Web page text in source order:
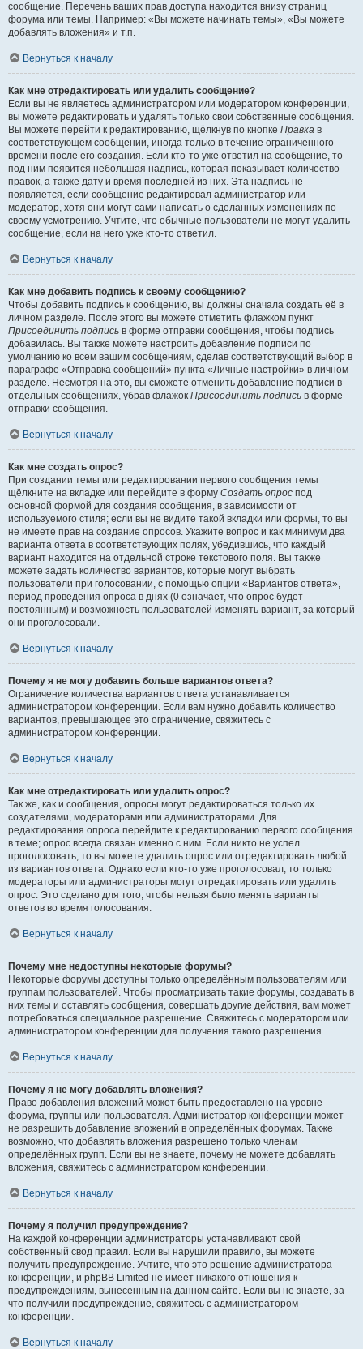
сообщение. Перечень ваших прав доступа находится внизу страниц
форума или темы. Например: «Вы можете начинать темы», «Вы можете
добавлять вложения» и т.п.
Вернуться к началу
Как мне отредактировать или удалить сообщение?
Если вы не являетесь администратором или модератором конференции,
вы можете редактировать и удалять только свои собственные сообщения.
Вы можете перейти к редактированию, щёлкнув по кнопке Правка в
соответствующем сообщении, иногда только в течение ограниченного
времени после его создания. Если кто-то уже ответил на сообщение, то
под ним появится небольшая надпись, которая показывает количество
правок, а также дату и время последней из них. Эта надпись не
появляется, если сообщение редактировал администратор или
модератор, хотя они могут сами написать о сделанных изменениях по
своему усмотрению. Учтите, что обычные пользователи не могут удалить
сообщение, если на него уже кто-то ответил.
Вернуться к началу
Как мне добавить подпись к своему сообщению?
Чтобы добавить подпись к сообщению, вы должны сначала создать её в
личном разделе. После этого вы можете отметить флажком пункт
Присоединить подпись в форме отправки сообщения, чтобы подпись
добавилась. Вы также можете настроить добавление подписи по
умолчанию ко всем вашим сообщениям, сделав соответствующий выбор в
параграфе «Отправка сообщений» пункта «Личные настройки» в личном
разделе. Несмотря на это, вы сможете отменить добавление подписи в
отдельных сообщениях, убрав флажок Присоединить подпись в форме
отправки сообщения.
Вернуться к началу
Как мне создать опрос?
При создании темы или редактировании первого сообщения темы
щёлкните на вкладке или перейдите в форму Создать опрос под
основной формой для создания сообщения, в зависимости от
используемого стиля; если вы не видите такой вкладки или формы, то вы
не имеете прав на создание опросов. Укажите вопрос и как минимум два
варианта ответа в соответствующих полях, убедившись, что каждый
вариант находится на отдельной строке текстового поля. Вы также
можете задать количество вариантов, которые могут выбрать
пользователи при голосовании, с помощью опции «Вариантов ответа»,
период проведения опроса в днях (0 означает, что опрос будет
постоянным) и возможность пользователей изменять вариант, за который
они проголосовали.
Вернуться к началу
Почему я не могу добавить больше вариантов ответа?
Ограничение количества вариантов ответа устанавливается
администратором конференции. Если вам нужно добавить количество
вариантов, превышающее это ограничение, свяжитесь с
администратором конференции.
Вернуться к началу
Как мне отредактировать или удалить опрос?
Так же, как и сообщения, опросы могут редактироваться только их
создателями, модераторами или администраторами. Для
редактирования опроса перейдите к редактированию первого сообщения
в теме; опрос всегда связан именно с ним. Если никто не успел
проголосовать, то вы можете удалить опрос или отредактировать любой
из вариантов ответа. Однако если кто-то уже проголосовал, то только
модераторы или администраторы могут отредактировать или удалить
опрос. Это сделано для того, чтобы нельзя было менять варианты
ответов во время голосования.
Вернуться к началу
Почему мне недоступны некоторые форумы?
Некоторые форумы доступны только определённым пользователям или
группам пользователей. Чтобы просматривать такие форумы, создавать в
них темы и оставлять сообщения, совершать другие действия, вам может
потребоваться специальное разрешение. Свяжитесь с модератором или
администратором конференции для получения такого разрешения.
Вернуться к началу
Почему я не могу добавлять вложения?
Право добавления вложений может быть предоставлено на уровне
форума, группы или пользователя. Администратор конференции может
не разрешить добавление вложений в определённых форумах. Также
возможно, что добавлять вложения разрешено только членам
определённых групп. Если вы не знаете, почему не можете добавлять
вложения, свяжитесь с администратором конференции.
Вернуться к началу
Почему я получил предупреждение?
На каждой конференции администраторы устанавливают свой
собственный свод правил. Если вы нарушили правило, вы можете
получить предупреждение. Учтите, что это решение администратора
конференции, и phpBB Limited не имеет никакого отношения к
предупреждениям, вынесенным на данном сайте. Если вы не знаете, за
что получили предупреждение, свяжитесь с администратором
конференции.
Вернуться к началу